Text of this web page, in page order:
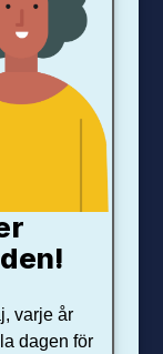
varje år
dagen för